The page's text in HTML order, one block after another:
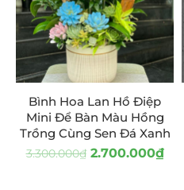
Bình Hoa Lan Hồ Điệp
Mini Để Bàn Màu Hồng
Trồng Cùng Sen Đá Xanh
3.300.000₫ 2.700.000₫